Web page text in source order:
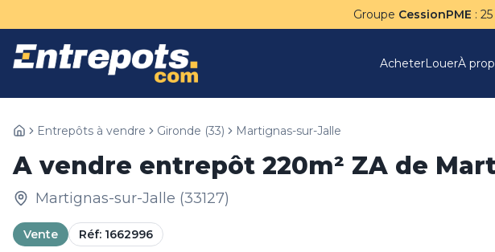
Groupe CessionPME :
AcheterLouerÀ
Entrepôts à vendre Gironde (33) Martignas-sur-Jalle
A vendre entrepôt 220m² ZA de
Martignas-sur-Jalle (33127)
Vente Réf: 1662996